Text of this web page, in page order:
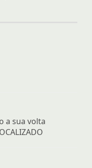
a sua volta